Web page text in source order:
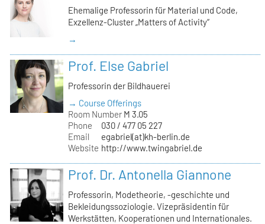
Ehemalige Professorin für Material und Code,
Exzellenz-Cluster „Matters of Activity“
→
Prof. Else Gabriel
Professorin der Bildhauerei
→ Course Offerings
Room Number M 3.05
Phone
030 / 477 05 227
Email
egabriel(at)kh-berlin.de
Website http://www.twingabriel.de
Prof. Dr. Antonella Giannone
Professorin, Modetheorie, -geschichte und
Bekleidungssoziologie. Vizepräsidentin für
Werkstätten, Kooperationen und Internationales.